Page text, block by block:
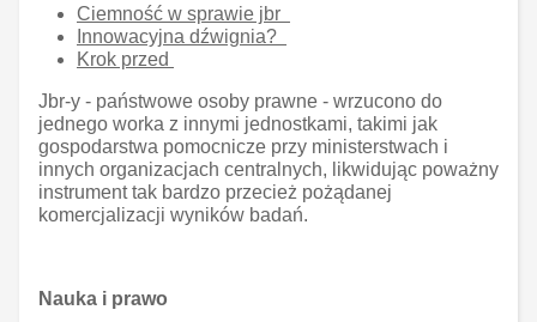
Ciemność w sprawie jbr
Innowacyjna dźwignia?
Krok przed
Jbr-y - państwowe osoby prawne - wrzucono do
jednego worka z innymi jednostkami, takimi jak
gospodarstwa pomocnicze przy ministerstwach i
innych organizacjach centralnych, likwidując poważny
instrument tak bardzo przecież pożądanej
komercjalizacji wyników badań.
Nauka i prawo